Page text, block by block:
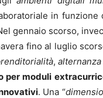
in
gennaio scorso,
fino al luglio
,
per moduli
. Una “